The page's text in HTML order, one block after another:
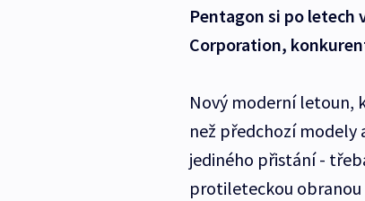
Pentagon si po letech
Corporation,
Nový moderní letoun,
než předchozí modely
jediného přistání -
protileteckou